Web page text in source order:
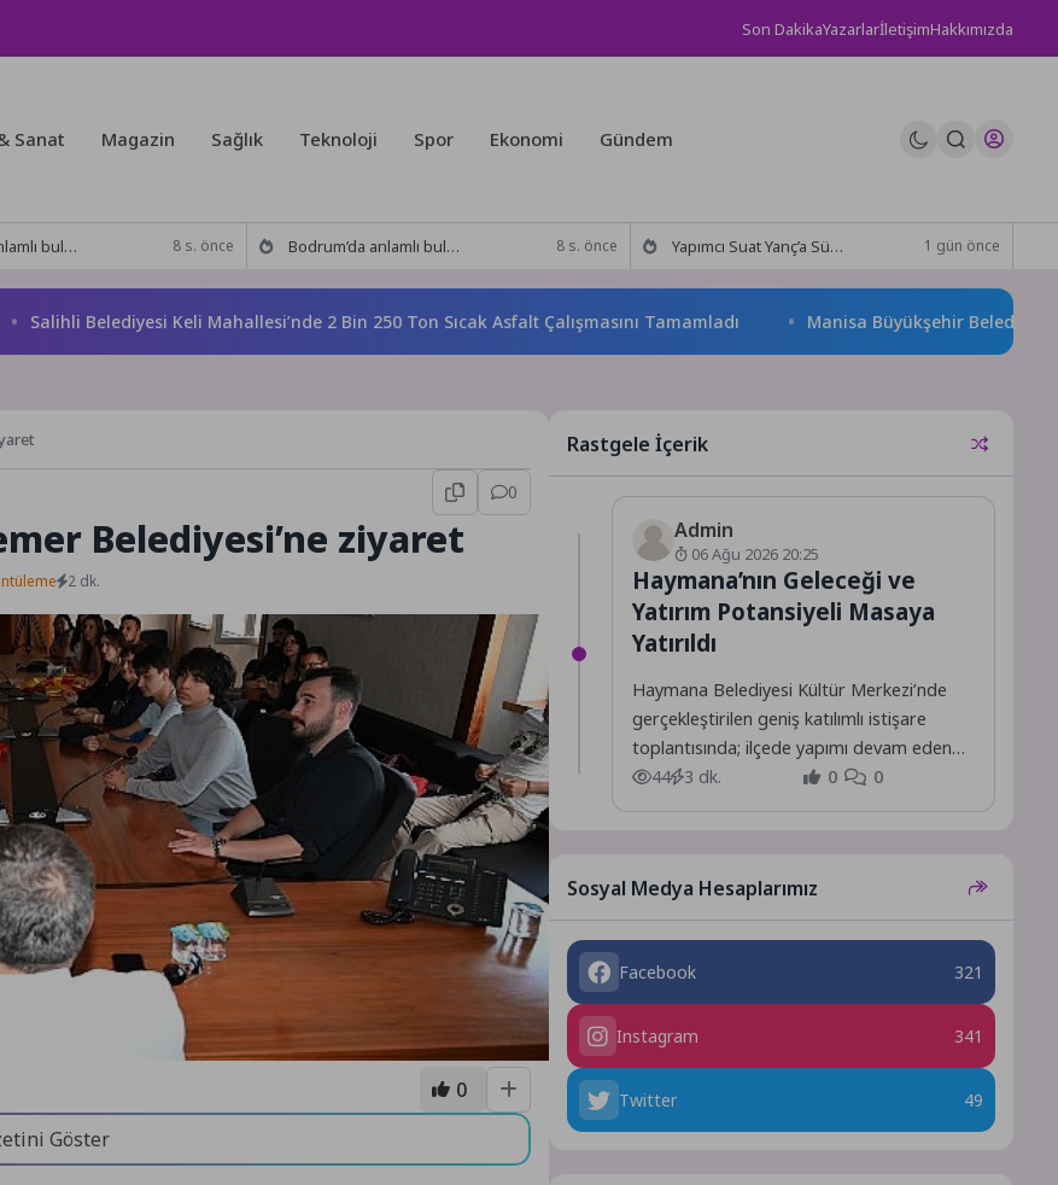
Son DakikaYazarlarİletişimHakkımızda
Sanat Magazin Sağlık Teknoloji Spor Ekonomi Gündem
Titanic Luxury Collection Bodrum’da kutladı 8 s. önce Bodrum’da anlamlı buluşma! Özgür Aras’ın çok konuşulan kitabı yeni baskısını Titanic Luxury Collection Bodrum’da kutladı 8 s. önce Yapımcı Suat Yanç’a Sürpriz Doğum Günü Kutlaması! 1 gün önce
Belediyesi Keli Mahallesi’nde 2 Bin 250 Ton Sıcak Asfalt Çalışmasını Tamamladı Manisa Büyükşehir Belediyesi
0
Belediyesi’ne ziyaret
2 dk.
0
Göster
Rastgele İçerik
Admin
06 Ağu 2026 20:25
Haymana’nın Geleceği ve
Yatırım Potansiyeli Masaya
Yatırıldı
Haymana Belediyesi Kültür Merkezi’nde
gerçekleştirilen geniş katılımlı istişare
toplantısında; ilçede yapımı devam eden
projeler ile hayata geçirilmesi planlanan
yeni yatırımlar,...
44 3 dk. 0 0
Sosyal Medya Hesaplarımız
Facebook 321
Instagram 341
Twitter 49